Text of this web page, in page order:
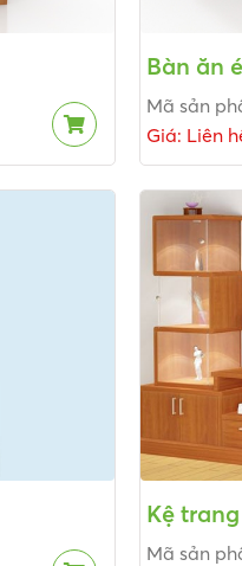
Bàn ăn
Mã sản
Giá: Liên
Kệ
Mã sản